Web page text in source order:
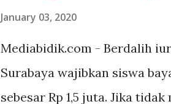
January 03, 2020
Mediabidik.com - Berdalih
Surabaya wajibkan siswa
sebesar Rp 1,5 juta. Jika